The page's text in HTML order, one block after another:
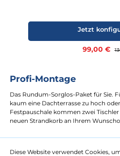
99,00 €
Jetzt
Profi-Montage
Das Rundum-Sorglos-Paket für Sie.
kaum eine Dachterrasse zu hoch
Festpauschale kommen zwei
neuen Strandkorb an Ihrem
Diese Website verwendet Cookies,